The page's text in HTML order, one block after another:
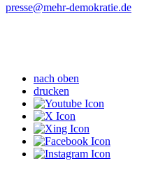
presse@mehr-demokratie.de
nach oben
drucken